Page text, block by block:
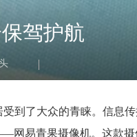
驾护航
到了大众的青睐。信息
网易青果摄像机。这款